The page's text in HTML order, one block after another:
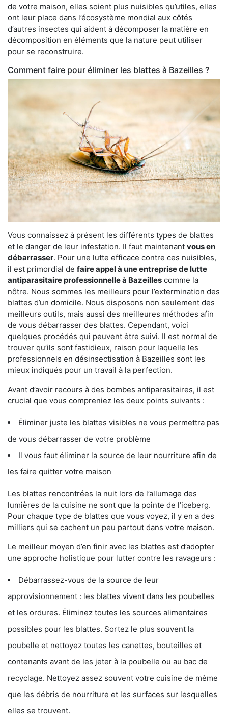
de votre maison, elles soient plus nuisibles qu’utiles, elles
ont leur place dans l’écosystème mondial aux côtés
d’autres insectes qui aident à décomposer la matière en
décomposition en éléments que la nature peut utiliser
pour se reconstruire.
Comment faire pour éliminer les blattes à Bazeilles ?
Vous connaissez à présent les différents types de blattes
et le danger de leur infestation. Il faut maintenant vous en
débarrasser. Pour une lutte efficace contre ces nuisibles,
il est primordial de faire appel à une entreprise de lutte
antiparasitaire professionnelle à Bazeilles comme la
nôtre. Nous sommes les meilleurs pour l’extermination des
blattes d’un domicile. Nous disposons non seulement des
meilleurs outils, mais aussi des meilleures méthodes afin
de vous débarrasser des blattes. Cependant, voici
quelques procédés qui peuvent être suivi. Il est normal de
trouver qu’ils sont fastidieux, raison pour laquelle les
professionnels en désinsectisation à Bazeilles sont les
mieux indiqués pour un travail à la perfection.
Avant d’avoir recours à des bombes antiparasitaires, il est
crucial que vous compreniez les deux points suivants :
Éliminer juste les blattes visibles ne vous permettra pas
de vous débarrasser de votre problème
Il vous faut éliminer la source de leur nourriture afin de
les faire quitter votre maison
Les blattes rencontrées la nuit lors de l’allumage des
lumières de la cuisine ne sont que la pointe de l’iceberg.
Pour chaque type de blattes que vous voyez, il y en a des
milliers qui se cachent un peu partout dans votre maison.
Le meilleur moyen d’en finir avec les blattes est d’adopter
une approche holistique pour lutter contre les ravageurs :
Débarrassez-vous de la source de leur
approvisionnement : les blattes vivent dans les poubelles
et les ordures. Éliminez toutes les sources alimentaires
possibles pour les blattes. Sortez le plus souvent la
poubelle et nettoyez toutes les canettes, bouteilles et
contenants avant de les jeter à la poubelle ou au bac de
recyclage. Nettoyez assez souvent votre cuisine de même
que les débris de nourriture et les surfaces sur lesquelles
elles se trouvent.